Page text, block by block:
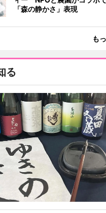
「森の静かさ」表現
も
る